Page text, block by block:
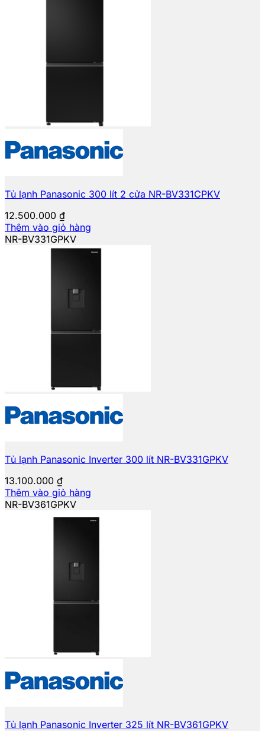
Tủ lạnh Panasonic 300 lít 2 cửa NR-BV331CPKV
12.500.000 ₫
Thêm vào giỏ hàng
NR-BV331GPKV
Tủ lạnh Panasonic Inverter 300 lít NR-BV331GPKV
13.100.000 ₫
Thêm vào giỏ hàng
NR-BV361GPKV
Tủ lạnh Panasonic Inverter 325 lít NR-BV361GPKV